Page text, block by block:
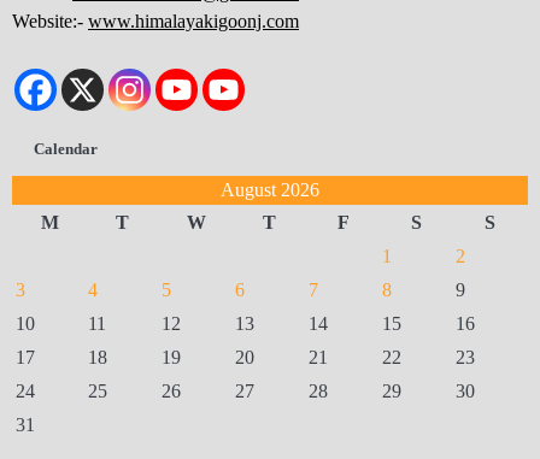
Website:- www.himalayakigoonj.com
Calendar
August 2026
M
T W T F S
S
1
2
3
4 5 6 7 8
9
10
11 12 13 14 15
16
17
18 19 20 21 22
23
24
25 26 27 28 29
30
31